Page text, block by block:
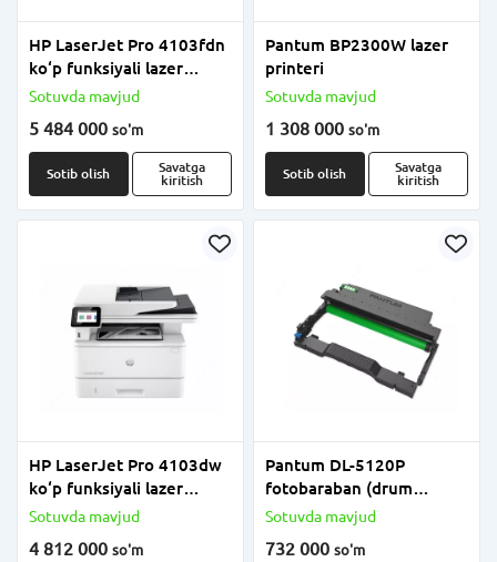
HP LaserJet Pro 4103fdn
ko‘p funksiyali lazer
qurilmasi
Sotuvda mavjud
5 484 000 so'm
Sotib olish
Savatga
kiritish
Pantum BP2300W lazer
printeri
Sotuvda mavjud
1 308 000 so'm
Sotib olish
Savatga
kiritish
HP LaserJet Pro 4103dw
ko‘p funksiyali lazer
qurilmasi
Sotuvda mavjud
4 812 000 so'm
Pantum DL-5120P
fotobaraban (drum
kartrij)
Sotuvda mavjud
732 000 so'm